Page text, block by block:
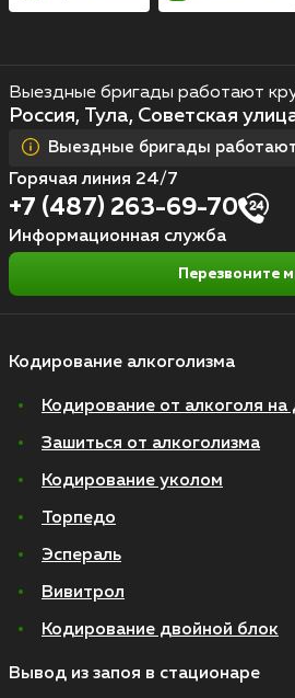
Кодирование алкоголизма
Кодирование от алкоголя на
Зашиться от алкоголизма
Кодирование уколом
Торпедо
Эспераль
Вивитрол
Кодирование двойной блок
Вывод из запоя в стационаре
Выездные бригады работают
Россия, Тула, Советская
Выездные бригады работают
Горячая линия 24/7
+7 (487) 263-69-70
Информационная служба
Перезвоните